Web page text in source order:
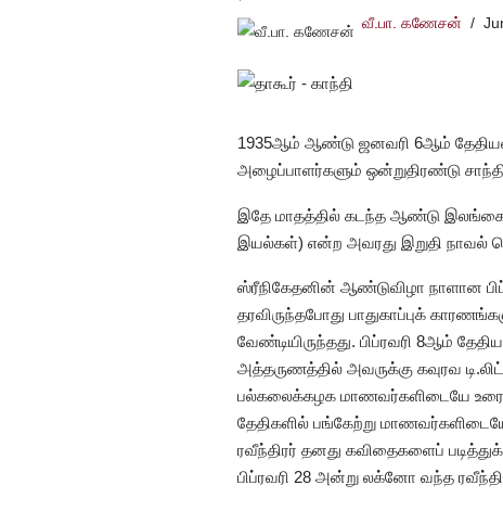
வீ.பா. கணேசன்
1935ஆம் ஆண்டு ஜனவரி 6ஆம்
அழைப்பாளர்களும் ஒன்றுதிரண்டு
இதே மாதத்தில் கடந்த ஆண்டு இலங்கைப்
இயல்கள்) என்ற அவரது இறுதி நாவல்
ஸ்ரீநிகேதனின் ஆண்டுவிழா நாளான
தரவிருந்தபோது பாதுகாப்புக்
வேண்டியிருந்தது. பிப்ரவரி 8ஆம்
அத்தருணத்தில் அவருக்கு கவுரவ
பல்கலைக்கழக மாணவர்களிடையே
தேதிகளில் பங்கேற்று
ரவீந்திரர் தனது கவிதைகளைப்
பிப்ரவரி 28 அன்று லக்னோ வந்த